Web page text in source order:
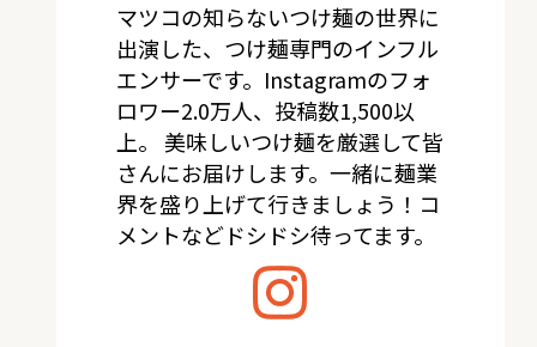
マツコの知らないつけ麺の世界に
出演した、つけ麺専門のインフル
エンサーです。Instagramのフォ
ロワー2.0万人、投稿数1,500以
上。 美味しいつけ麺を厳選して皆
さんにお届けします。一緒に麺業
界を盛り上げて行きましょう！コ
メントなどドシドシ待ってます。